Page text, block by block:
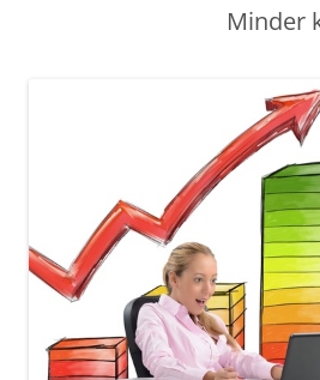
Minder